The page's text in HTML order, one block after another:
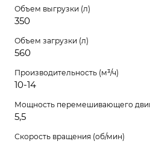
Объем выгрузки (л)
350
Объем загрузки (л)
560
Производительность (м³/ч)
10-14
Мощность перемешивающего
5,5
Скорость вращения (об/мин)